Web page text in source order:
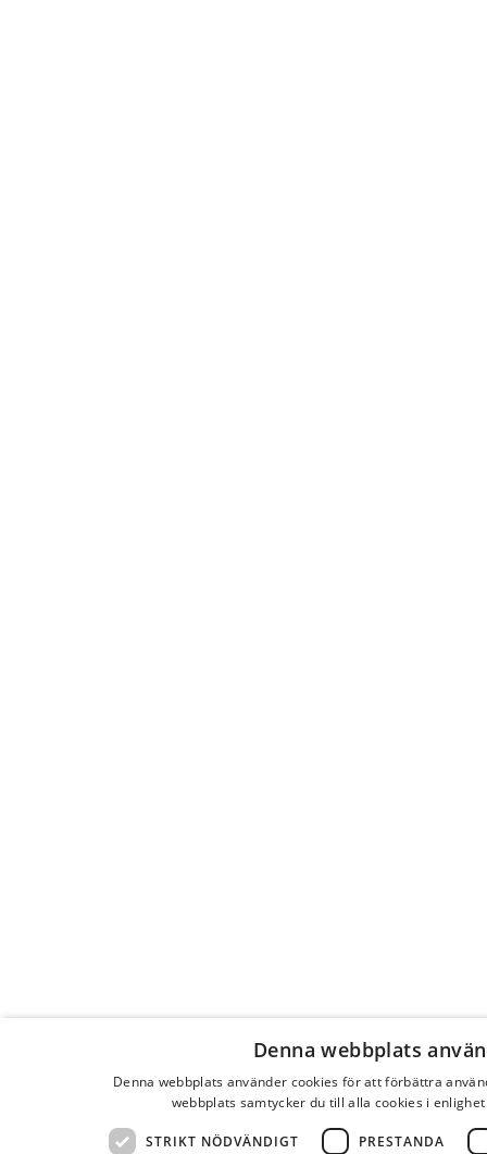
Denna webbplats
Denna webbplats använder cookies för att förbättra
webbplats samtycker du till alla cookies i
STRIKT NÖDVÄNDIGT PRESTANDA